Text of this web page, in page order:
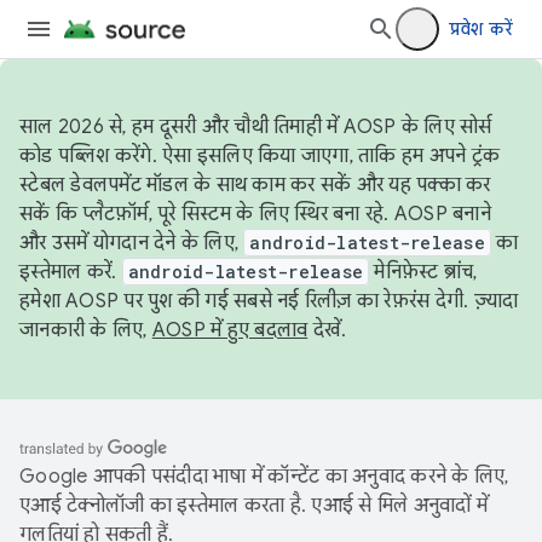
प्रवेश करें
साल 2026 से, हम दूसरी और चौथी तिमाही में AOSP के लिए सोर्स
कोड पब्लिश करेंगे. ऐसा इसलिए किया जाएगा, ताकि हम अपने ट्रंक
स्टेबल डेवलपमेंट मॉडल के साथ काम कर सकें और यह पक्का कर
सकें कि प्लैटफ़ॉर्म, पूरे सिस्टम के लिए स्थिर बना रहे. AOSP बनाने
और उसमें योगदान देने के लिए, android-latest-release का
इस्तेमाल करें.
android-latest-release मेनिफ़ेस्ट ब्रांच,
हमेशा AOSP पर पुश की गई सबसे नई रिलीज़ का रेफ़रंस देगी. ज़्यादा
जानकारी के लिए, AOSP में हुए बदलावदेखें.
Google आपकी पसंदीदा भाषा में कॉन्टेंट का अनुवाद करने के लिए,
एआई टेक्नोलॉजी का इस्तेमाल करता है. एआई से मिले अनुवादों में
गलतियां हो सकती हैं.